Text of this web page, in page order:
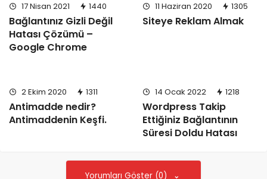
suya ne oldu?
17 Nisan 2021 1440
Bağlantınız Gizli Değil
Hatası Çözümü –
Google Chrome
11 Haziran 2020 1305
Siteye Reklam Almak
2 Ekim 2020 1311
Antimadde nedir?
Antimaddenin Keşfi.
14 Ocak 2022 1218
Wordpress Takip
Ettiğiniz Bağlantının
Süresi Doldu Hatası
Yorumları Göster (0)